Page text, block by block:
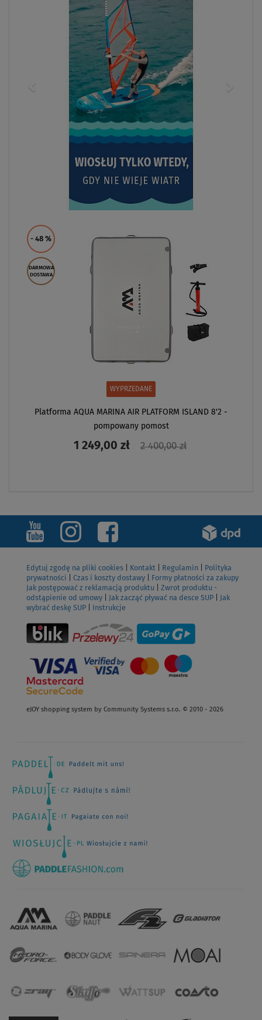
- 48 %
DARMOWA
DOSTAWA
WYPRZEDANE
Platforma AQUA MARINA AIR PLATFORM ISLAND 8'2 -
pompowany pomost
1 249,00 zł 2 400,00 zł
Edytuj zgodę na pliki cookies Kontakt Regulamin
Polityka
prywatności
Czas i koszty dostawy
Formy płatności za zakupy
Jak postępować z reklamacją produktu
Zwrot produktu -
odstąpienie od umowy
Jak zacząć pływać na desce SUP
Jak
wybrać deskę SUP
Instrukcje
eJOY shopping system by Community Systems s.r.o. © 2010 - 2026